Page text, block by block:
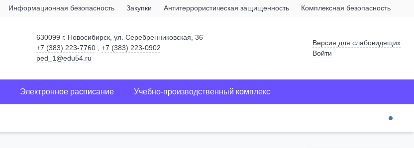
Информационная безопасность Закупки Антитеррористическая защищенность Комплексная безопасность
630099 г. Новосибирск, ул. Серебренниковская, 36
+7 (383) 223-7760
+7 (383) 223-0902
ped_1@edu54.ru
Версия для слабовидящих
Войти
Электронное расписание Учебно-производственный комплекс